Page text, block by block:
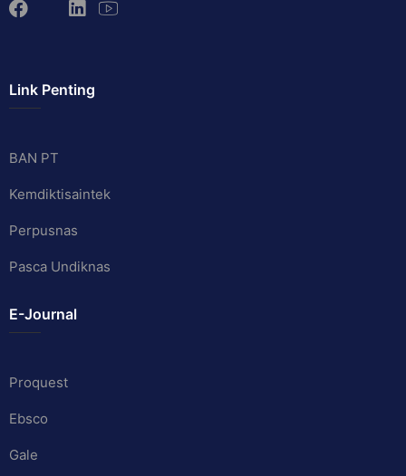
Link Penting
BAN PT
Kemdiktisaintek
Perpusnas
Pasca Undiknas
E-Journal
Proquest
Ebsco
Gale